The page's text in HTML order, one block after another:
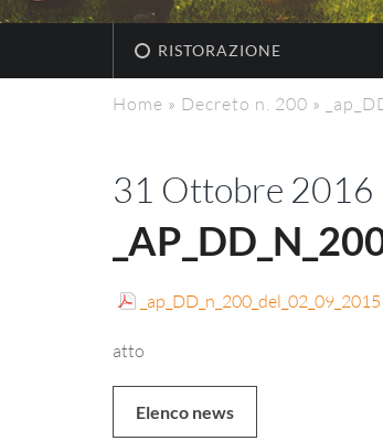
RISTORAZIONE
Home » Decreto n. 200 »
31 Ottobre 2016
_ap_DD_n_200_del_02_09_2015
atto
Elenco news